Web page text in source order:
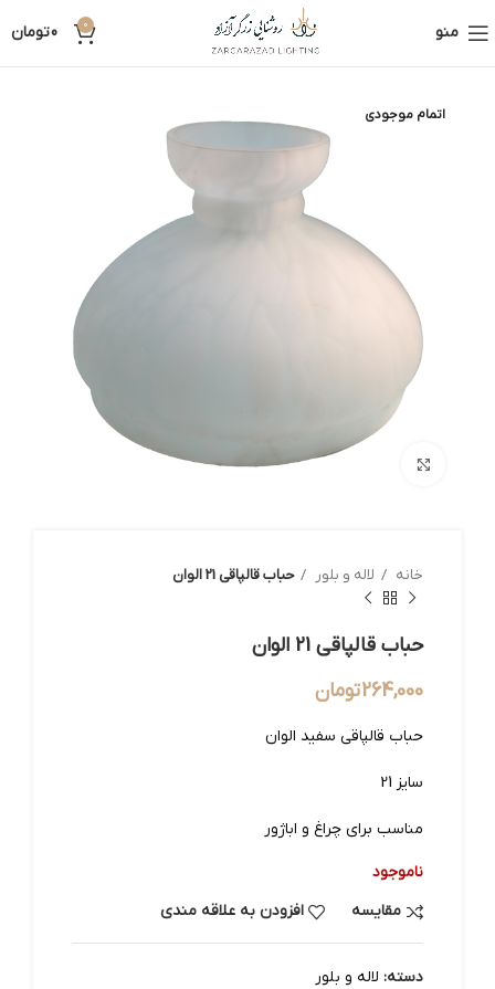
منو 0
0تومان
اتمام موجودی
بزرگنمایی تصویر
خانه لاله و بلور حباب قالپاقی 21 الوان
حباب قالپاقی 21 الوان
264,000تومان
حباب قالپاقی سفید الوان
سایز 21
مناسب برای چراغ و اباژور
ناموجود
مقایسه
افزودن به علاقه مندی
دسته: لاله و بلور